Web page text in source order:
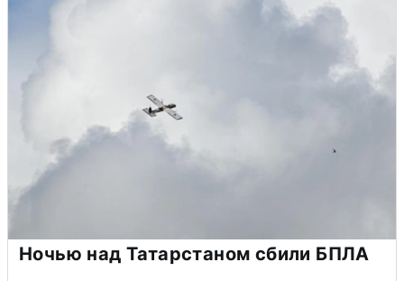
Ночью над Татарстаном сбили БПЛА